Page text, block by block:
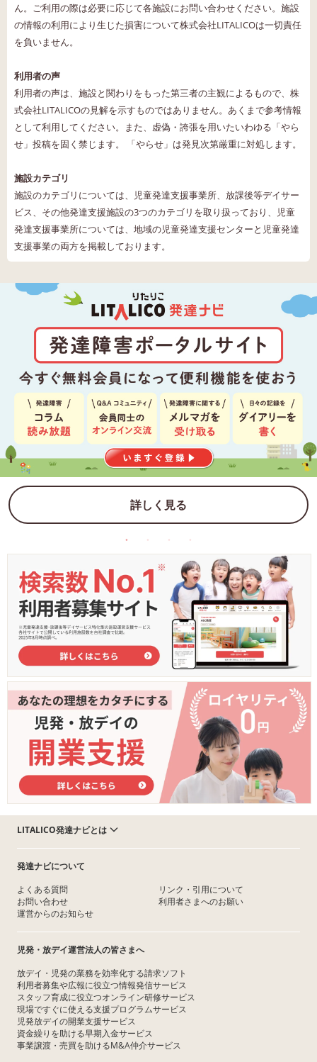
ん。ご利用の際は必要に応じて各施設にお問い合わせください。施設
の情報の利用により生じた損害について株式会社LITALICOは一切責任
を負いません。
利用者の声
利用者の声は、施設と関わりをもった第三者の主観によるもので、株
式会社LITALICOの見解を示すものではありません。あくまで参考情報
として利用してください。また、虚偽・誇張を用いたいわゆる「やら
せ」投稿を固く禁じます。 「やらせ」は発見次第厳重に対処します。
施設カテゴリ
施設のカテゴリについては、児童発達支援事業所、放課後等デイサー
ビス、その他発達支援施設の3つのカテゴリを取り扱っており、児童
発達支援事業所については、地域の児童発達支援センターと児童発達
支援事業の両方を掲載しております。
詳しく見る
LITALICO発達ナビとは
発達ナビについて
よくある質問
お問い合わせ
運営からのお知らせ
リンク・引用について
利用者さまへのお願い
児発・放デイ運営法人の皆さまへ
放デイ・児発の業務を効率化する請求ソフト
利用者募集や広報に役立つ情報発信サービス
スタッフ育成に役立つオンライン研修サービス
現場ですぐに使える支援プログラムサービス
児発放デイの開業支援サービス
資金繰りを助ける早期入金サービス
事業譲渡・売買を助けるM&A仲介サービス